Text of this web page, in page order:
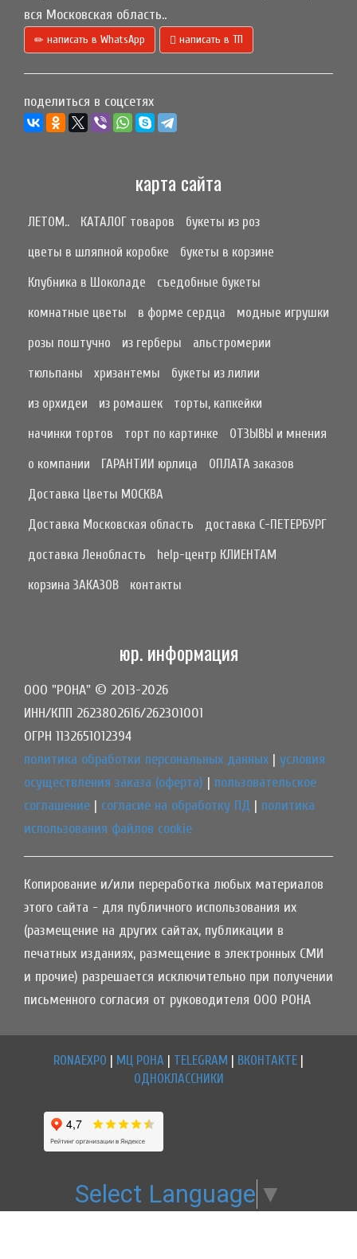
вся Московская область..
написать в WhatsApp написать в ТП
поделиться в соцсетях
карта сайта
ЛЕТОМ.. КАТАЛОГ товаров
букеты из роз
цветы в шляпной коробке
букеты в корзине
Клубника в Шоколаде
съедобные букеты
комнатные цветы
в форме сердца
модные игрушки
розы поштучно
из герберы
альстромерии
тюльпаны
хризантемы
букеты из лилии
из орхидеи
из ромашек
торты, капкейки
начинки тортов
торт по картинке
ОТЗЫВЫ и мнения
о компании
ГАРАНТИИ юрлица
ОПЛАТА заказов
Доставка Цветы МОСКВА
Доставка Московская область
доставка С-ПЕТЕРБУРГ
доставка Ленобласть
help-центр КЛИЕНТАМ
корзина ЗАКАЗОВ
контакты
юр. информация
ООО "РОНА" © 2013-2026
ИНН/КПП 2623802616/262301001
ОГРН 1132651012394
политика обработки персональных данных | условия
осуществления заказа (оферта) | пользовательское
соглашение | согласие на обработку ПД | политика
использования файлов cookie
Копирование и/или переработка любых материалов
этого сайта - для публичного использования их
(размещение на других сайтах, публикации в
печатных изданиях, размещение в электронных СМИ
и прочие) разрешается исключительно при получении
письменного согласия от руководителя ООО РОНА
RONAEXPO МЦ РОНА TELEGRAM ВКОНТАКТЕ
ОДНОКЛАССНИКИ
Select Language ▼